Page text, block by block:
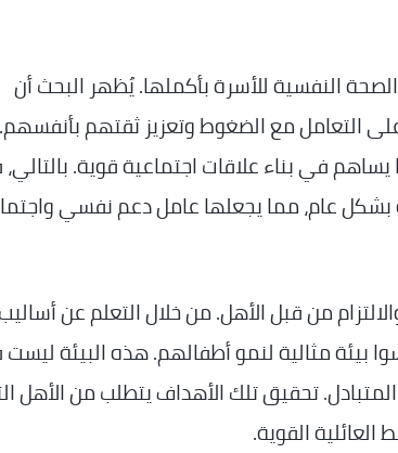
النفسية للأسرة بأكملها. يُظهر البحث أن
على التعامل مع الضغوط وتعزيز ثقتهم
في بناء علاقات اجتماعية قوية.
بشكل عام، مما يجعلها عامل دعم نفسي
من قبل الأهل. من خلال التعلم عن أساليب
بيئة مثالية لنمو أطفالهم. هذه البيئة
تحقيق تلك الأهداف يتطلب من الأهل
القوية.